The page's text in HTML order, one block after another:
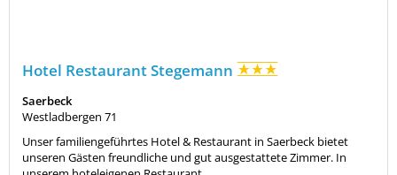
Hotel Restaurant Stegemann
Saerbeck
Westladbergen 71
Unser familiengeführtes Hotel & Restaurant in Saerbeck bietet
unseren Gästen freundliche und gut ausgestattete Zimmer. In